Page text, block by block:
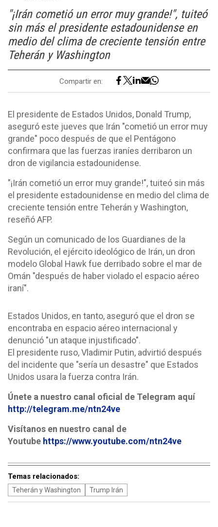
"¡Irán cometió un error muy grande!", tuiteó
sin más el presidente estadounidense en
medio del clima de creciente tensión entre
Teherán y Washington
Compartir en:
El presidente de Estados Unidos, Donald Trump,
aseguró este jueves que Irán "cometió un error muy
grande" poco después de que el Pentágono
confirmara que las fuerzas iraníes derribaron un
dron de vigilancia estadounidense.
"¡Irán cometió un error muy grande!", tuiteó sin más
el presidente estadounidense en medio del clima de
creciente tensión entre Teherán y Washington,
reseñó AFP.
Según un comunicado de los Guardianes de la
Revolución, el ejército ideológico de Irán, un dron
modelo Global Hawk fue derribado sobre el mar de
Omán "después de haber violado el espacio aéreo
iraní".
Estados Unidos, en tanto, aseguró que el dron se
encontraba en espacio aéreo internacional y
denunció "un ataque injustificado".
El presidente ruso, Vladimir Putin, advirtió después
del incidente que "sería un desastre" que Estados
Unidos usara la fuerza contra Irán.
Únete a nuestro canal oficial de Telegram aquí
http://telegram.me/ntn24ve
Visítanos en nuestro canal de
Youtube https://www.youtube.com/ntn24ve
Temas relacionados:
Teherán y Washington Trump Irán